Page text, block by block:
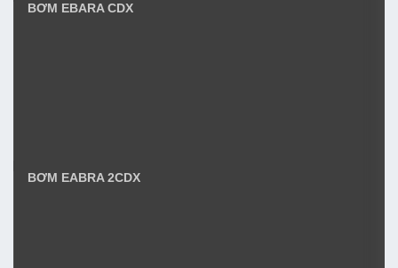
BƠM EBARA CDX
BƠM EABRA 2CDX